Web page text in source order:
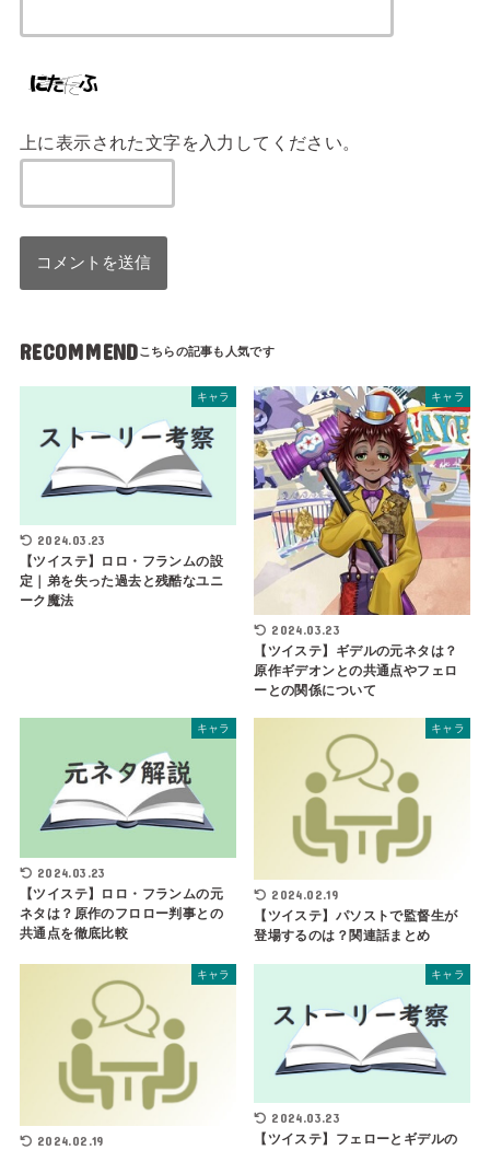
上に表示された文字を入力してください。
RECOMMEND
キャラ
2024.03.23
【ツイステ】ロロ・フランムの設
定｜弟を失った過去と残酷なユニ
ーク魔法
キャラ
2024.03.23
【ツイステ】ギデルの元ネタは？
原作ギデオンとの共通点やフェロ
ーとの関係について
キャラ
2024.03.23
【ツイステ】ロロ・フランムの元
ネタは？原作のフロロー判事との
共通点を徹底比較
キャラ
2024.02.19
【ツイステ】パソストで監督生が
登場するのは？関連話まとめ
キャラ
2024.02.19
キャラ
2024.03.23
【ツイステ】フェローとギデルの